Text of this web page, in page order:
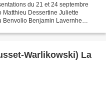
du 21 et 24 septembre
Matthieu Dessertine Juliette
Benvolio Benjamin Lavernhe
Warlikowski) La